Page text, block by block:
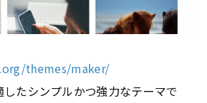
themes/maker/
たシンプルかつ強力なテーマで